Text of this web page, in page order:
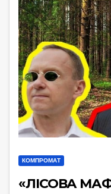
КОМПРОМАТ
«ЛІСОВА